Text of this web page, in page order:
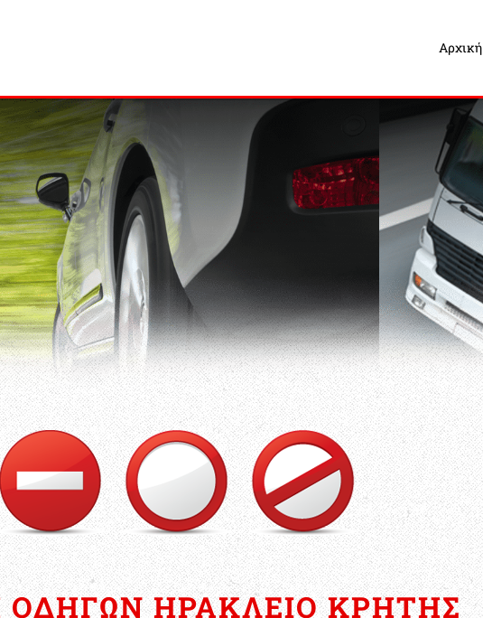
Αρχική
ΟΔΗΓΩΝ ΗΡΑΚΛΕΙΟ ΚΡΗΤΗΣ